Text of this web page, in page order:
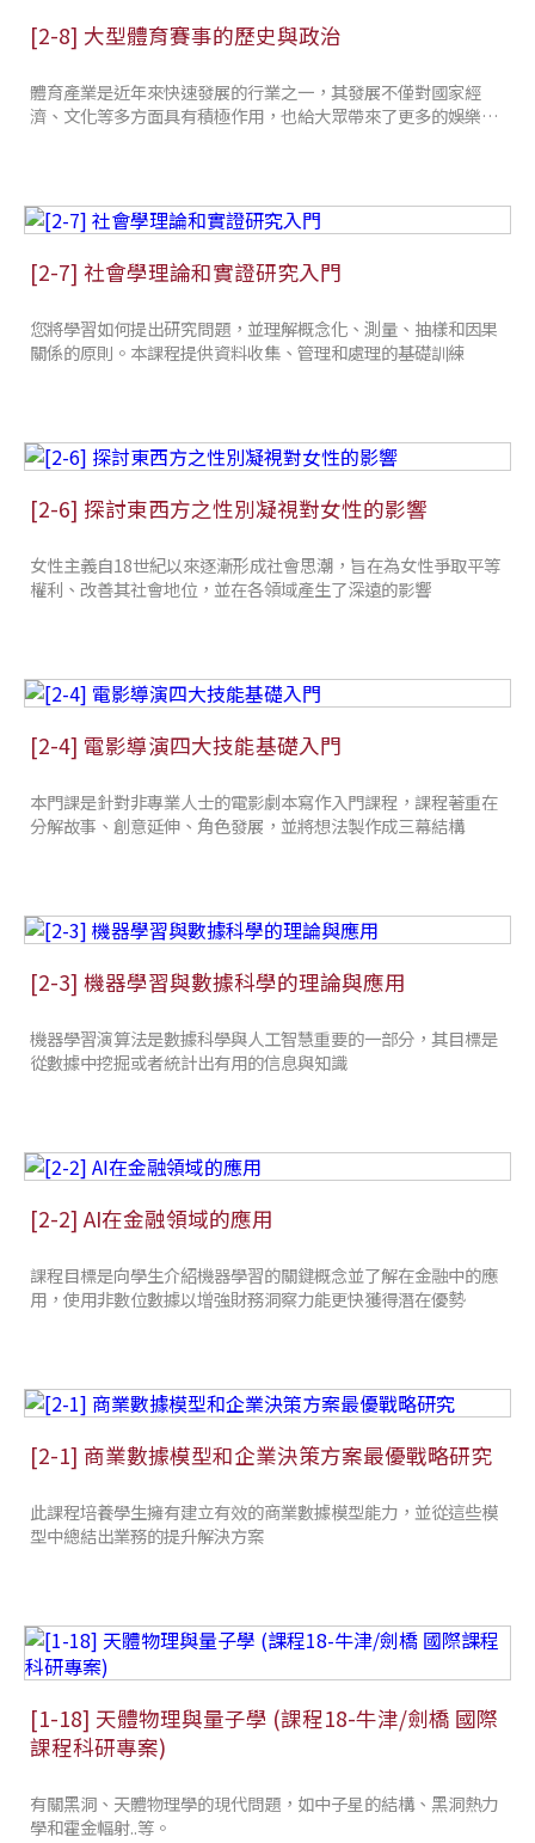
[2-8] 大型體育賽事的歷史與政治
體育產業是近年來快速發展的行業之一，其發展不僅對國家經
濟、文化等多方面具有積極作用，也給大眾帶來了更多的娛樂選
[2-7] 社會學理論和實證研究入門
您將學習如何提出研究問題，並理解概念化、測量、抽樣和因果
關係的原則。本課程提供資料收集、管理和處理的基礎訓練
[2-6] 探討東西方之性別凝視對女性的影響
女性主義自18世紀以來逐漸形成社會思潮，旨在為女性爭取平等
權利、改善其社會地位，並在各領域產生了深遠的影響
[2-4] 電影導演四大技能基礎入門
本門課是針對非專業人士的電影劇本寫作入門課程，課程著重在
分解故事、創意延伸、角色發展，並將想法製作成三幕結構
[2-3] 機器學習與數據科學的理論與應用
機器學習演算法是數據科學與人工智慧重要的一部分，其目標是
從數據中挖掘或者統計出有用的信息與知識
[2-2] AI在金融領域的應用
課程目標是向學生介紹機器學習的關鍵概念並了解在金融中的應
用，使用非數位數據以增強財務洞察力能更快獲得潛在優勢
[2-1] 商業數據模型和企業決策方案最優戰略研究
此課程培養學生擁有建立有效的商業數據模型能力，並從這些模
型中總結出業務的提升解決方案
[1-18] 天體物理與量子學 (課程18-牛津/劍橋 國際
課程科研專案)
有關黑洞、天體物理學的現代問題，如中子星的結構、黑洞熱力
學和霍金輻射..等。